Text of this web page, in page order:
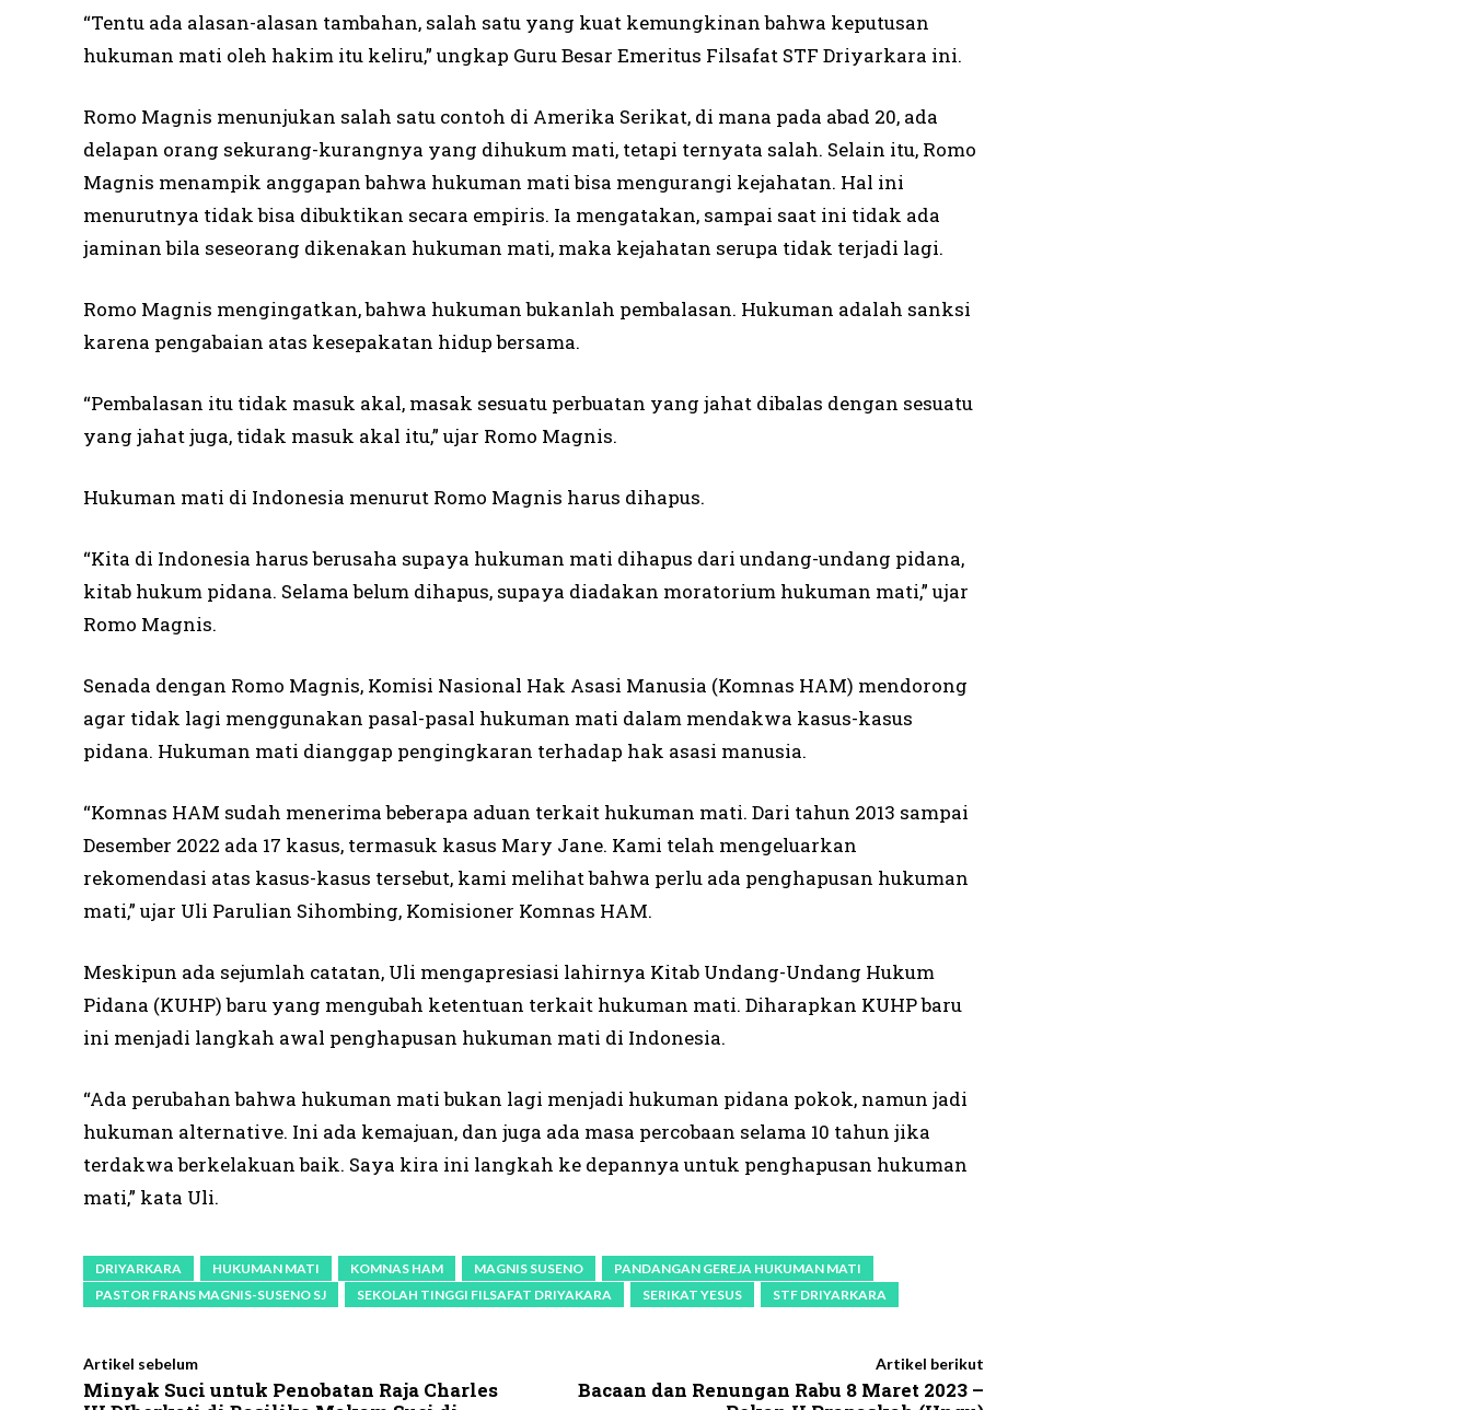
“Tentu ada alasan-alasan tambahan, salah satu yang kuat kemungkinan bahwa keputusan
hukuman mati oleh hakim itu keliru,” ungkap Guru Besar Emeritus Filsafat STF Driyarkara ini.
Romo Magnis menunjukan salah satu contoh di Amerika Serikat, di mana pada abad 20, ada
delapan orang sekurang-kurangnya yang dihukum mati, tetapi ternyata salah. Selain itu, Romo
Magnis menampik anggapan bahwa hukuman mati bisa mengurangi kejahatan. Hal ini
menurutnya tidak bisa dibuktikan secara empiris. Ia mengatakan, sampai saat ini tidak ada
jaminan bila seseorang dikenakan hukuman mati, maka kejahatan serupa tidak terjadi lagi.
Romo Magnis mengingatkan, bahwa hukuman bukanlah pembalasan. Hukuman adalah sanksi
karena pengabaian atas kesepakatan hidup bersama.
“Pembalasan itu tidak masuk akal, masak sesuatu perbuatan yang jahat dibalas dengan sesuatu
yang jahat juga, tidak masuk akal itu,” ujar Romo Magnis.
Hukuman mati di Indonesia menurut Romo Magnis harus dihapus.
“Kita di Indonesia harus berusaha supaya hukuman mati dihapus dari undang-undang pidana,
kitab hukum pidana. Selama belum dihapus, supaya diadakan moratorium hukuman mati,” ujar
Romo Magnis.
Senada dengan Romo Magnis, Komisi Nasional Hak Asasi Manusia (Komnas HAM) mendorong
agar tidak lagi menggunakan pasal-pasal hukuman mati dalam mendakwa kasus-kasus
pidana. Hukuman mati dianggap pengingkaran terhadap hak asasi manusia.
“Komnas HAM sudah menerima beberapa aduan terkait hukuman mati. Dari tahun 2013 sampai
Desember 2022 ada 17 kasus, termasuk kasus Mary Jane. Kami telah mengeluarkan
rekomendasi atas kasus-kasus tersebut, kami melihat bahwa perlu ada penghapusan hukuman
mati,” ujar Uli Parulian Sihombing, Komisioner Komnas HAM.
Meskipun ada sejumlah catatan, Uli mengapresiasi lahirnya Kitab Undang-Undang Hukum
Pidana (KUHP) baru yang mengubah ketentuan terkait hukuman mati. Diharapkan KUHP baru
ini menjadi langkah awal penghapusan hukuman mati di Indonesia.
“Ada perubahan bahwa hukuman mati bukan lagi menjadi hukuman pidana pokok, namun jadi
hukuman alternative. Ini ada kemajuan, dan juga ada masa percobaan selama 10 tahun jika
terdakwa berkelakuan baik. Saya kira ini langkah ke depannya untuk penghapusan hukuman
mati,” kata Uli.
DRIYARKARA HUKUMAN MATI KOMNAS HAM MAGNIS SUSENO
PANDANGAN GEREJA HUKUMAN MATI
PASTOR FRANS MAGNIS-SUSENO SJ
SEKOLAH TINGGI FILSAFAT DRIYAKARA SERIKAT YESUS STF DRIYARKARA
Artikel sebelum
Minyak Suci untuk Penobatan Raja Charles
Artikel berikut
Bacaan dan Renungan Rabu 8 Maret 2023 –